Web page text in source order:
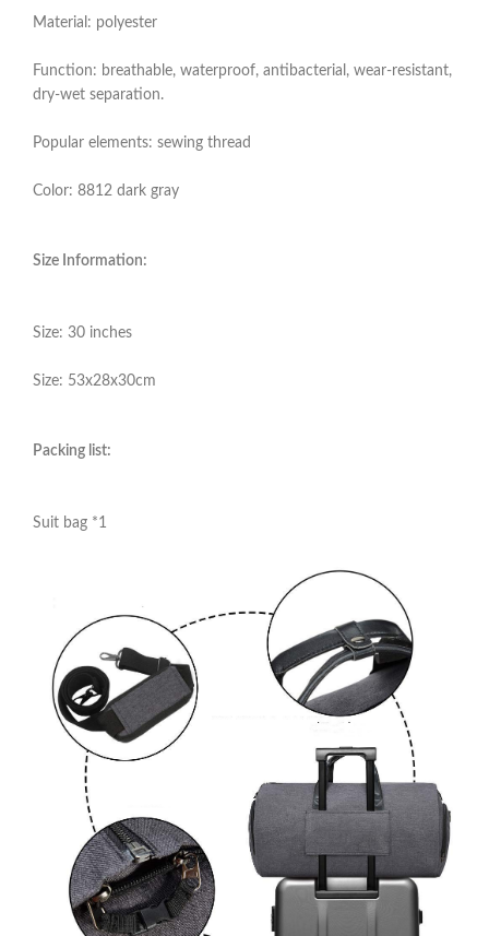
Material: polyester
Function: breathable, waterproof, antibacterial, wear-resistant,
dry-wet separation.
Popular elements: sewing thread
Color: 8812 dark gray
Size Information:
Size: 30 inches
Size: 53x28x30cm
Packing list:
Suit bag *1